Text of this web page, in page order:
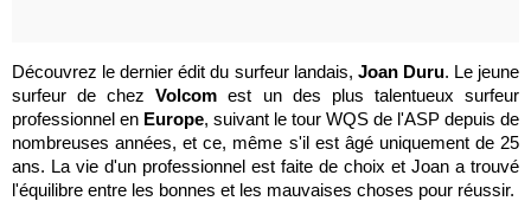
Découvrez le dernier édit du surfeur landais, Joan Duru. Le jeune
surfeur de chezVolcom est
un des plus talentueux surfeur
professionnel en Europe, suivant le tour WQS de l'ASP depuis de
nombreuses années, et ce, même s'il est âgé uniquement de 25
ans. La vie d'un professionnel est faite de choix et Joan a trouvé
l'équilibre entre les bonnes et les mauvaises choses pour réussir.